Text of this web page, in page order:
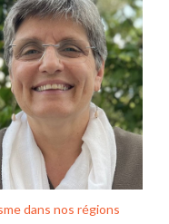
À la découverte